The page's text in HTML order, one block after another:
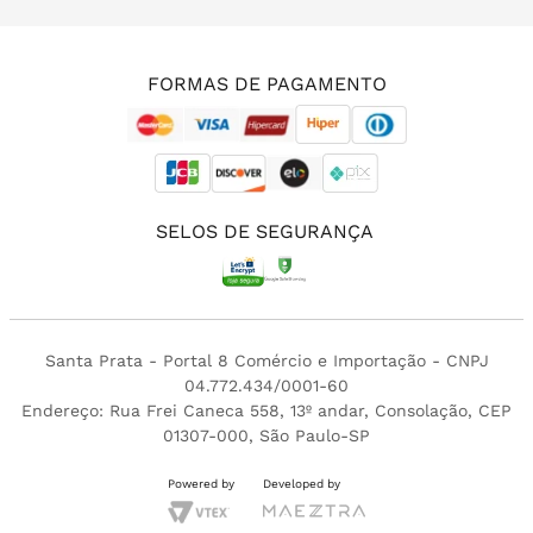
FORMAS DE PAGAMENTO
SELOS DE SEGURANÇA
Santa Prata - Portal 8 Comércio e Importação - CNPJ
04.772.434/0001-60
Endereço: Rua Frei Caneca 558, 13º andar, Consolação, CEP
01307-000, São Paulo-SP
Powered by Developed by